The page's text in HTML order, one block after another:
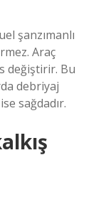
şanzımanlı
Araç
değiştirir. Bu
debriyaj
sağdadır.